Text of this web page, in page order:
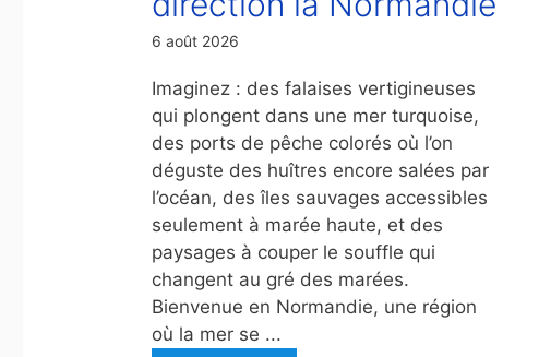
6 août 2026
Imaginez : des falaises vertigineuses
qui plongent dans une mer turquoise,
des ports de pêche colorés où l’on
déguste des huîtres encore salées par
l’océan, des îles sauvages accessibles
seulement à marée haute, et des
paysages à couper le souffle qui
changent au gré des marées.
Bienvenue en Normandie, une région
où la mer se ...